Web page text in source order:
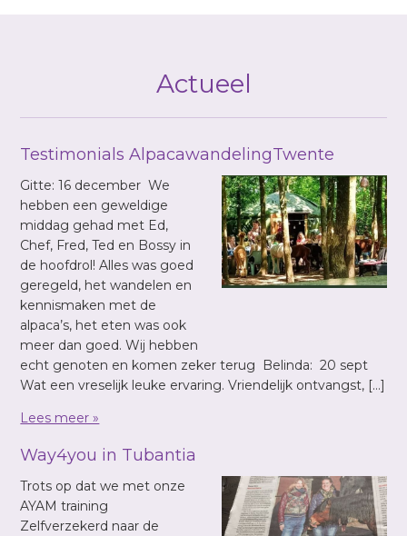
Actueel
Testimonials AlpacawandelingTwente
Gitte: 16 december We
hebben een geweldige
middag gehad met Ed,
Chef, Fred, Ted en Bossy in
de hoofdrol! Alles was goed
geregeld, het wandelen en
kennismaken met de
alpaca’s, het eten was ook
meer dan goed. Wij hebben
echt genoten en komen zeker terug Belinda: 20 sept
Wat een vreselijk leuke ervaring. Vriendelijk ontvangst, […]
Lees meer »
Way4you in Tubantia
Trots op dat we met onze
AYAM training
Zelfverzekerd naar de